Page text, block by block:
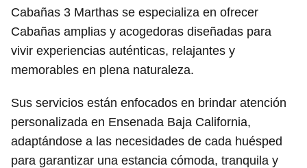
Cabañas 3 Marthas se especializa en ofrecer
Cabañas amplias y acogedoras diseñadas para
vivir experiencias auténticas, relajantes y
memorables en plena naturaleza.
Sus servicios están enfocados en brindar atención
personalizada en Ensenada Baja California,
adaptándose a las necesidades de cada huésped
para garantizar una estancia cómoda, tranquila y